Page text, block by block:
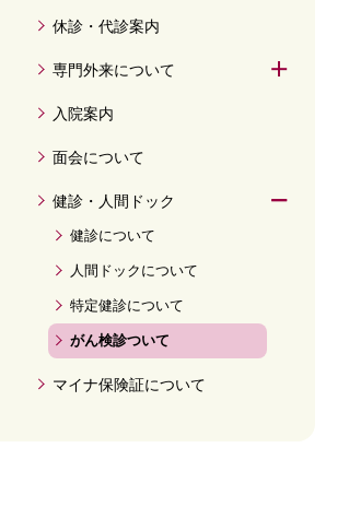
休診・代診案内
専門外来について
入院案内
面会について
健診・人間ドック
健診について
人間ドックについて
特定健診について
がん検診ついて
マイナ保険証について